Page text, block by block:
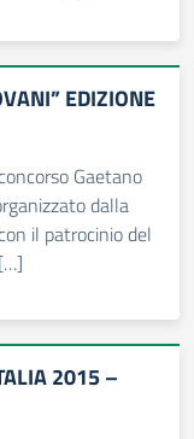
EDIZIONE
Gaetano
dalla
il patrocinio del
2015 –